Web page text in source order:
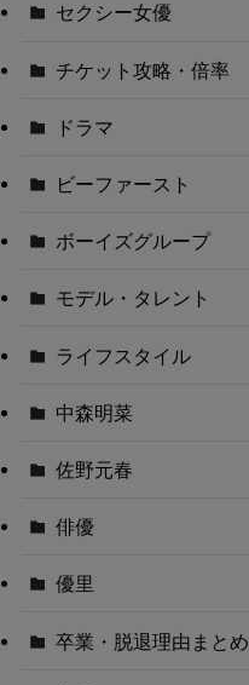
セクシー女優
チケット攻略・倍率
ドラマ
ビーファースト
ボーイズグループ
モデル・タレント
ライフスタイル
中森明菜
佐野元春
俳優
優里
卒業・脱退理由まとめ